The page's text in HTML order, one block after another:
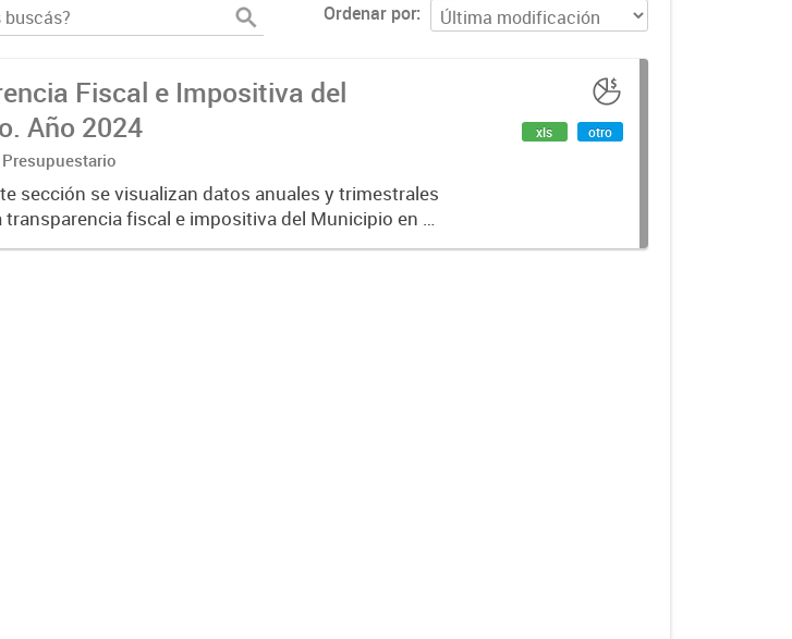
Ordenar por
Fiscal e Impositiva del
Año 2024
sección se visualizan datos anuales y trimestrales
transparencia fiscal e impositiva del Municipio en el
xls otro